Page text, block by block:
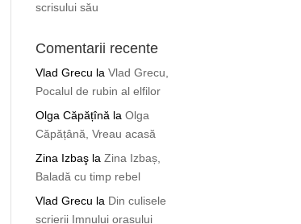
scrisului său
Comentarii recente
Vlad Grecu laVlad Grecu,
Pocalul de rubin al elfilor
Olga Căpățînă laOlga
Căpățână, Vreau acasă
Zina Izbaş laZina Izbaș,
Baladă cu timp rebel
Vlad Grecu la Din culisele
scrierii Imnului orașului